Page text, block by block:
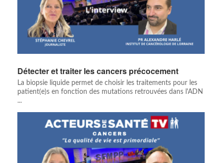
Détecter et traiter les cancers précocement
La biopsie liquide permet de choisir les traitements pour les
patient(e)s en fonction des mutations retrouvées dans l'ADN
...